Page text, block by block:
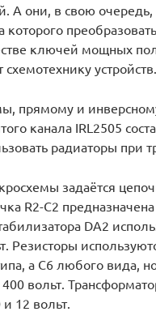
А они, в свою
которого
ключей мощных
устройств.
прямому и
канала IRL2505
радиаторы при
задаётся
R2-C2
DA2
Резисторы
а С6 любого вида,
вольт.
12 вольт.